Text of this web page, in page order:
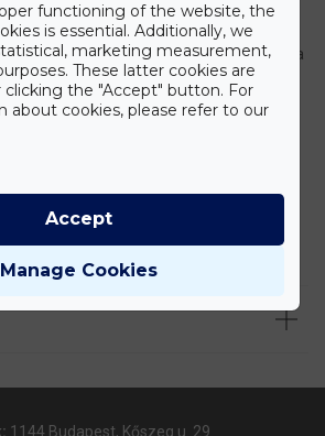
MX FT-NIR folyamat analizátorral a
a száloptikával működő szimultán,
a távolból monitorozható, míg az
köszönhetően valós idejű
végbemenő folyamatokról. Az Antaris MX
teljes, célirányos megoldást nyújt a
és online
1144 Budapest, Kőszeg u. 29
functioning of the website, the
is essential. Additionally, we
marketing measurement,
These latter cookies are
clicking the "Accept" button. For
about cookies, please refer to our
Manage Cookies
Accept